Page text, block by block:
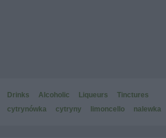
Drinks Alcoholic Liqueurs
Tinctures
cytrynówka cytryny limoncello nalewka